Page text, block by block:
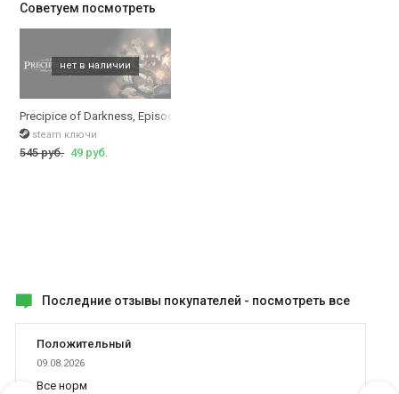
Советуем посмотреть
Precipice of Darkness, Episode One
steam ключи
545 руб. 49 руб.
Последние отзывы покупателей - посмотреть все
Положительный
09.08.2026
Все норм